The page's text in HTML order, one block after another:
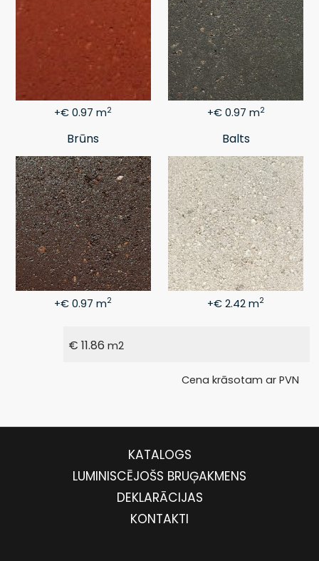
+€ 0.97 m2 +€ 0.97 m2
Brūns
+€ 0.97 m2
Balts
+€ 2.42 m2
€11.86 m2
Cena krāsotam ar PVN
KATALOGS
LUMINISCĒJOŠS BRUĢAKMENS
DEKLARĀCIJAS
KONTAKTI